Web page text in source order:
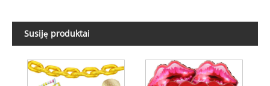
Susiję produktai